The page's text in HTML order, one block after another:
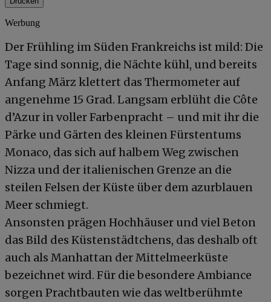
Werbung
Der Frühling im Süden Frankreichs ist mild: Die
Tage sind sonnig, die Nächte kühl, und bereits
Anfang März klettert das Thermometer auf
angenehme 15 Grad. Langsam erblüht die Côte
d’Azur in voller Farbenpracht – und mit ihr die
Pärke und Gärten des kleinen Fürstentums
Monaco, das sich auf halbem Weg zwischen
Nizza und der italienischen Grenze an die
steilen Felsen der Küste über dem azurblauen
Meer schmiegt.
Ansonsten prägen Hochhäuser und viel Beton
das Bild des Küstenstädtchens, das deshalb oft
auch als Manhattan der Mittelmeerküste
bezeichnet wird. Für die besondere Ambiance
sorgen Prachtbauten wie das weltberühmte